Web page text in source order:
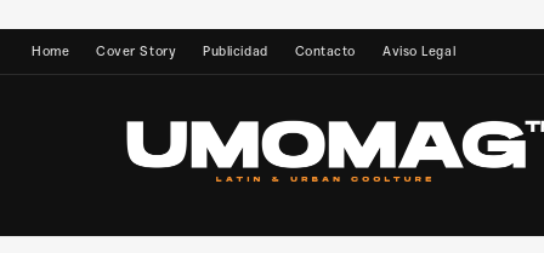
Home Cover Story Publicidad Contacto Aviso Legal